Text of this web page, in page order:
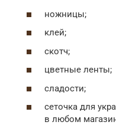
ножницы;
клей;
скотч;
цветные ленты;
сладости;
сеточка для
в любом